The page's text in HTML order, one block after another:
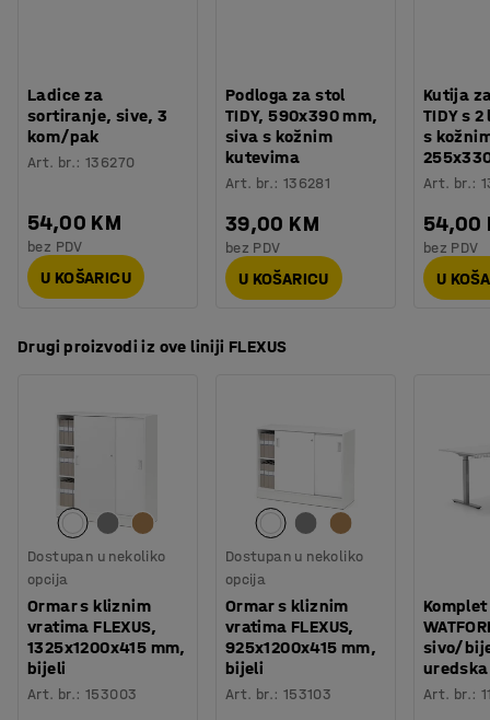
FLEXUS je serija namještaja koji je prilagodljiv, lako se
održava i vrlo je izdržljiv! To je serija namještaja koja
pruža više opcija i omogućava opremanje cijelog radnog
prostora. Sastoji se od svega, od konferencijskih stolova
i ormara, do ladičara i radnih stolova za velike i male
urede.
Težina: 36,22
Montaža: Dolazi nesastavljeno
Ladice za
sortiranje, sive, 3
kom/pak
Art. br.:136270
54,00 KM
bez PDV
U KOŠARICU
Podloga za stol
TIDY, 590x390 mm,
siva s kožnim
kutevima
Art. br.: 136281
39,00 KM
bez PDV
U KOŠARICU
Kutija
TIDY s
s
Art. br.:
54,00
bez PDV
U
Drugi proizvodi iz ove liniji FLEXUS
Dostupan u nekoliko
opcija
Ormar s kliznim
vratima FLEXUS,
1325x1200x415 mm,
bijeli
Art. br.:153003
Dostupan u nekoliko
opcija
Ormar s kliznim
vratima FLEXUS,
925x1200x415 mm,
bijeli
Art. br.: 153103
Komplet
sivo/
Art. br.: